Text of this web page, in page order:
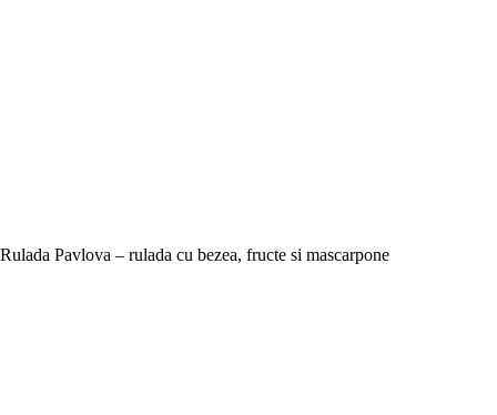
Rulada Pavlova – rulada cu bezea, fructe si mascarpone